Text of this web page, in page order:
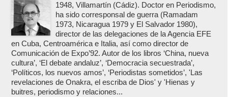
1948, Villamartín (Cádiz). Doctor en Periodismo,
ha sido corresponsal de guerra (Ramadam
1973, Nicaragua 1979 y El Salvador 1980),
director de las delegaciones de la Agencia EFE
en Cuba, Centroamérica e Italia, así como director de
Comunicación de Expo’92. Autor de los libros ‘China, nueva
cultura’, ‘El debate andaluz’, ‘Democracia secuestrada’,
‘Políticos, los nuevos amos’, ‘Periodistas sometidos’, 'Las
revelaciones de Onakra, el escriba de Dios' y 'Hienas y
buitres, periodismo y relaciones...